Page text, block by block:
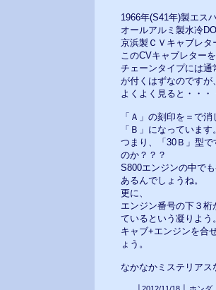
1966年(S41年)製エス
オールアルミ製水冷
京浜製ＣＶキャブレタ
このCVキャブレター
チェーンタイプには
が付くはずなのですが、
よくよく見ると・・・
「Ａ」の刻印を＝で消
「Ｂ」になっています。
つまり、「30Ｂ」型
のか？？？
S800エンジンの中で
あるんでしょうね。
更に、
エンジン番号の下３
ているという凝りよう。
キャブ+エンジンを合
ょう。
なかなかミステリアス